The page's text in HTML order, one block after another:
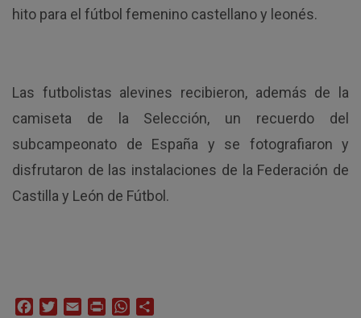
hito para el fútbol femenino castellano y leonés.
Las futbolistas alevines recibieron, además de la
camiseta de la Selección, un recuerdo del
subcampeonato de España y se fotografiaron y
disfrutaron de las instalaciones de la Federación de
Castilla y León de Fútbol.
FacebookTwitterEmail Print WhatsApp